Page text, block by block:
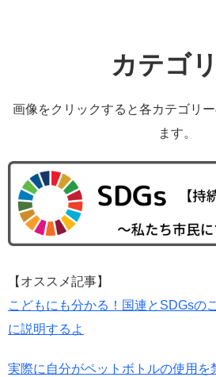
カテゴ
画像をクリックすると各カテゴリ
ます。
【オススメ記事】
こどもにも分かる！国連とSDGsの
に説明するよ
実際に自分がペットボトルの使用を